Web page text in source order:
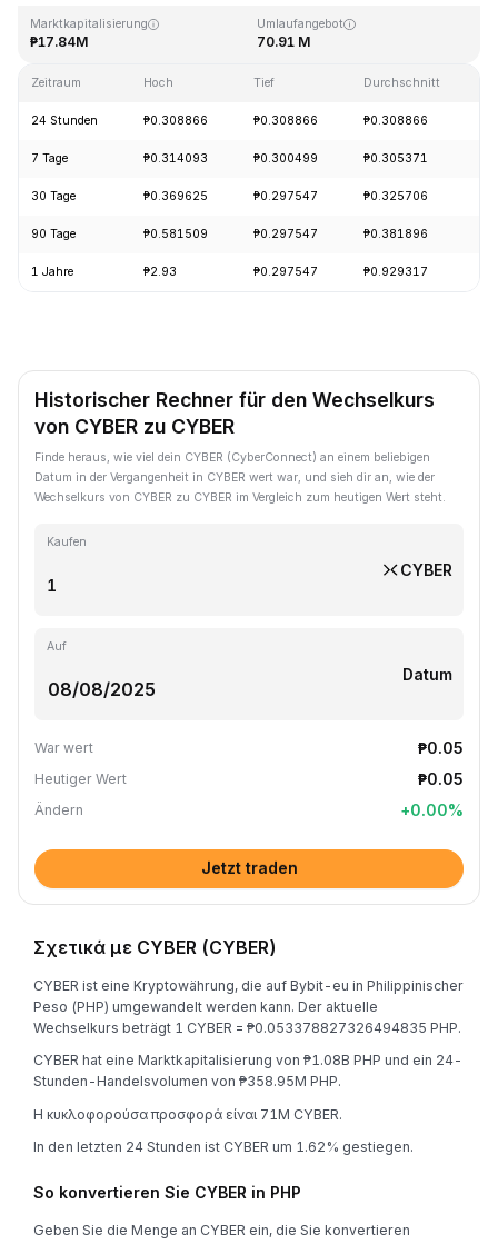
Marktkapitalisierung
₱17.84M
Umlaufangebot
70.91 M
Zeitraum Hoch Tief Durchschnitt
24 Stunden ₱0.308866 ₱0.308866 ₱0.308866
7 Tage ₱0.314093 ₱0.300499 ₱0.305371
30 Tage ₱0.369625 ₱0.297547 ₱0.325706
90 Tage ₱0.581509 ₱0.297547 ₱0.381896
1 Jahre ₱2.93 ₱0.297547 ₱0.929317
Historischer Rechner für den Wechselkurs
von CYBER zu CYBER
Finde heraus, wie viel dein CYBER (CyberConnect) an einem beliebigen
Datum in der Vergangenheit in CYBER wert war, und sieh dir an, wie der
Wechselkurs von CYBER zu CYBER im Vergleich zum heutigen Wert steht.
Kaufen
CYBER
Auf
Datum
War wert ₱0.05
Heutiger Wert ₱0.05
Ändern +0.00%
Jetzt traden
Σχετικά με CYBER (CYBER)
CYBER ist eine Kryptowährung, die auf Bybit-eu in Philippinischer
Peso (PHP) umgewandelt werden kann. Der aktuelle
Wechselkurs beträgt 1 CYBER = ₱0.053378827326494835 PHP.
CYBER hat eine Marktkapitalisierung von ₱1.08B PHP und ein 24-
Stunden-Handelsvolumen von ₱358.95M PHP.
Η κυκλοφορούσα προσφορά είναι 71M CYBER.
In den letzten 24 Stunden ist CYBER um 1.62% gestiegen.
So konvertieren Sie CYBER in PHP
Geben Sie die Menge an CYBER ein, die Sie konvertieren